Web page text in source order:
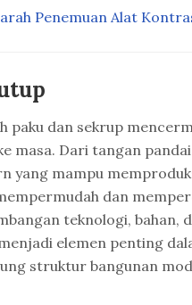
Penemuan Alat
paku dan sekrup
masa. Dari tangan
yang mampu
dan
teknologi, bahan,
elemen penting
struktur bangunan